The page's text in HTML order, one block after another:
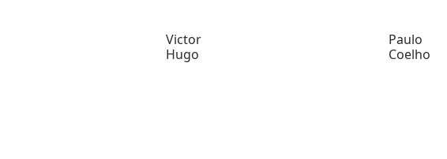
Victor
Hugo
Paulo
Coelho